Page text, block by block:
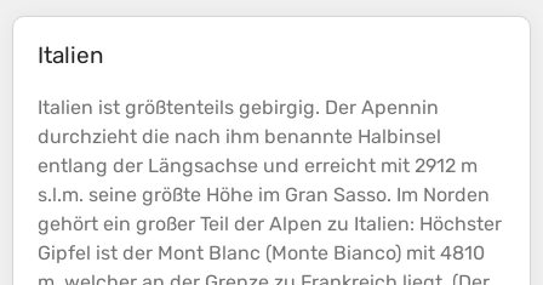
Italien
Italien ist größtenteils gebirgig. Der Apennin
durchzieht die nach ihm benannte Halbinsel
entlang der Längsachse und erreicht mit 2912 m
s.l.m. seine größte Höhe im Gran Sasso. Im Norden
gehört ein großer Teil der Alpen zu Italien: Höchster
Gipfel ist der Mont Blanc (Monte Bianco) mit 4810